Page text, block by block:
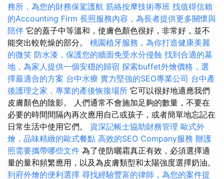
務所，為您的財務保駕護航 筋絡按摩技術專班 找值得信賴
的Accounting Firm 長照服務內容，為長者提供更多關懷與
陪伴 它的蓋子中等溫和，使膚色顏色很好，非常好，並不
能突出較乾燥的部分。 桃園植牙服務，為你打造健康美麗
的微笑 防水漆，保護您的牆面免受水分侵蝕 找到合適的墓
地，為家人提供一個安穩的歸宿 探索buffet外燴價格，選
擇最適合的方案 台中水療 實力堅強的SEO專業公司 台中產
後護理之家，專業的產後恢復場所 它可以很好地適應我們
皮膚顏色的陰影。 人們通常不會施加足夠的數量，不要在
必要的時間間隔內再次應用自己或孩子，或者簡單地忘記在
日常生活中使用它們。 資深記帳士協助財務管理 歐式外
燴，品味精緻的歐式餐點 高效的SEO Company服務 辦護
照需要攜帶哪些文件 為了使防曬霜真正有效，必須選擇適
量的量和頻繁應用，以及為皮膚類型和太陽強度選擇奶油。
到府外燴的便利選擇 尋找經驗豐富的律師，為您的案件提